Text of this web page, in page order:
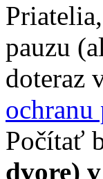
pauzu
doteraz
Počítať
dvore)